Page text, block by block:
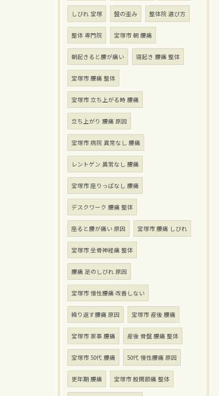
しびれ 宝塚 盤の歪み 整体院 選び方
整体 専門院 宝塚市 朝 腰痛
朝起きると腰が痛い 寝起き 腰痛 整体
宝塚市 腰痛 整体
宝塚市 立ち上がる時 腰痛
立ち上がり 腰痛 原因
宝塚市 病院 異常なし 腰痛
レントゲン 異常なし 腰痛
宝塚市 座りっぱなし 腰痛
デスクワーク 腰痛 整体
座ると腰が痛い 原因 宝塚市 腰痛 しびれ
宝塚市 坐骨神経痛 整体
腰痛 足のしびれ 原因
宝塚市 慢性腰痛 改善しない
繰り返す腰痛 原因 宝塚市 産後 腰痛
宝塚市 家事 腰痛 産後 骨盤 腰痛 整体
宝塚市 50代 腰痛 50代 慢性腰痛 原因
更年期 腰痛 宝塚市 股関節痛 整体